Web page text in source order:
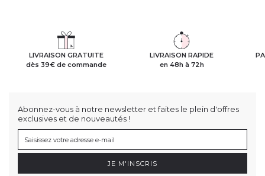
LIVRAISON GRATUITE
dès 39€ de commande
LIVRAISON RAPIDE
en 48h à 72h
Abonnez-vous à notre newsletter et faites le plein d'offres
exclusives et de nouveautés !
JE M'INSCRIS